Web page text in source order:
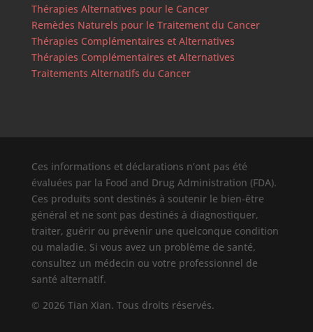
Thérapies Alternatives pour le Cancer
Remèdes Naturels pour le Traitement du Cancer
Thérapies Complémentaires et Alternatives
Thérapies Complémentaires et Alternatives
Traitements Alternatifs du Cancer
Ces informations et déclarations n’ont pas été
évaluées par la Food and Drug Administration (FDA).
Ces produits sont destinés à soutenir le bien-être
général et ne sont pas destinés à diagnostiquer,
traiter, guérir ou prévenir une quelconque condition
ou maladie. Si vous avez un problème de santé,
consultez un médecin ou votre professionnel de
santé alternatif.
© 2026 Tian Xian. Tous droits réservés.